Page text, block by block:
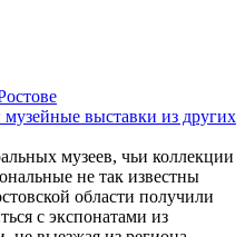
выставки из других
музеев, чьи коллекции
не так известны
области получили
с экспонатами из